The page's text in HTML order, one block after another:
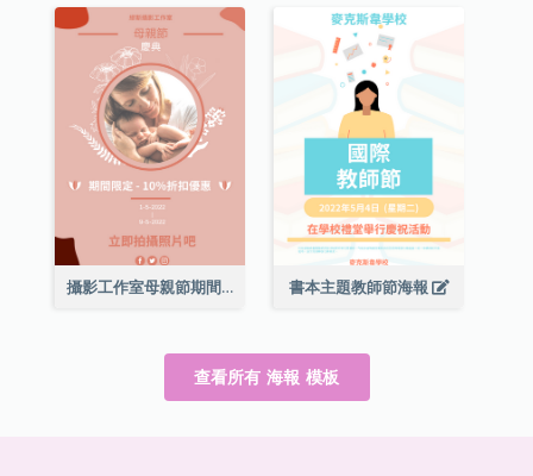
攝影工作室母親節期間限定優惠宣傳海報 書本主題教師節海報
查看所有 海報 模板